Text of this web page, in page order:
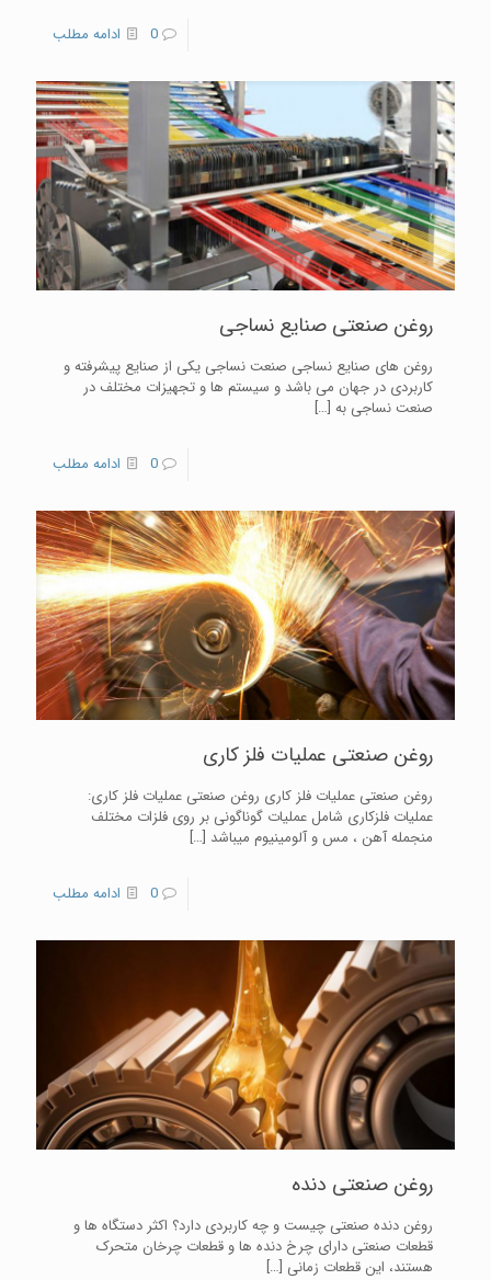
0 ادامه مطلب
روغن صنعتی صنایع نساجی
روغن های صنايع نساجی صنعت نساجی یکی از صنایع پیشرفته و
کاربردی در جهان می باشد و سیستم ها و تجهیزات مختلف در
صنعت نساجی به […]
0 ادامه مطلب
روغن صنعتی عملیات فلز کاری
روغن صنعتی عملیات فلز کاری روغن صنعتی عملیات فلز کاری:
عملیات فلزکاری شامل عملیات گوناگونی بر روی فلزات مختلف
منجمله آهن ، مس و آلومینیوم میباشد […]
0 ادامه مطلب
روغن صنعتی دنده
روغن دنده صنعتی چیست و چه کاربردی دارد؟ اکثر دستگاه ها و
قطعات صنعتی دارای چرخ دنده ها و قطعات چرخان متحرک
هستند، این قطعات زمانی […]